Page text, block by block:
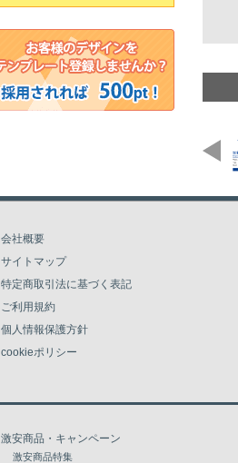
会社概要
サイトマップ
特定商取引法に基づく表記
ご利用規約
個人情報保護方針
cookieポリシー
激安商品・キャンペーン
激安商品特集